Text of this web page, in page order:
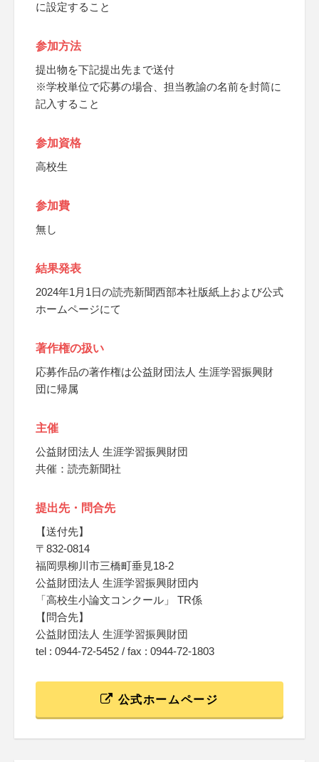
に設定すること
参加方法
提出物を下記提出先まで送付
※学校単位で応募の場合、担当教諭の名前を封筒に
記入すること
参加資格
高校生
参加費
無し
結果発表
2024年1月1日の読売新聞西部本社版紙上および公式
ホームページにて
著作権の扱い
応募作品の著作権は公益財団法人 生涯学習振興財
団に帰属
主催
公益財団法人 生涯学習振興財団
共催：読売新聞社
提出先・問合先
【送付先】
〒832-0814
福岡県柳川市三橋町垂見18-2
公益財団法人 生涯学習振興財団内
「高校生小論文コンクール」 TR係
【問合先】
公益財団法人 生涯学習振興財団
tel : 0944-72-5452 / fax : 0944-72-1803
公式ホームページ